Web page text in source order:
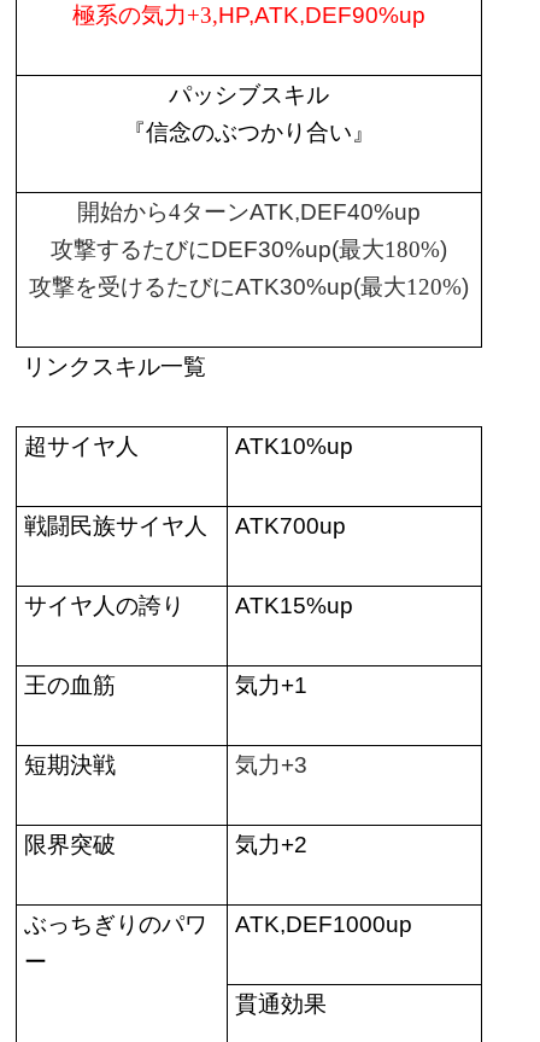
極系の気力+3,HP,ATK,DEF90%up
パッシブスキル
『信念のぶつかり合い』
開始から4ターンATK,DEF40%up
攻撃するたびにDEF30%up(最大180%)
攻撃を受けるたびにATK30%up(最大120%)
リンクスキル一覧
超サイヤ人 ATK10%up
戦闘民族サイヤ人 ATK700up
サイヤ人の誇り ATK15%up
王の血筋 気力+1
短期決戦 気力+3
限界突破 気力+2
ぶっちぎりのパワ
ー
ATK,DEF1000up
貫通効果